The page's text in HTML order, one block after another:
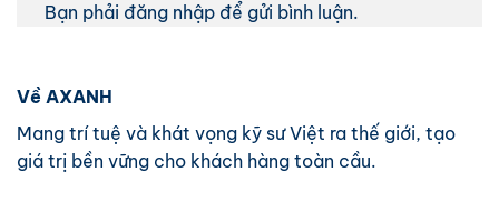
Bạn phải đăng nhập để gửi bình luận.
Về AXANH
Mang trí tuệ và khát vọng kỹ sư Việt ra thế giới, tạo
giá trị bền vững cho khách hàng toàn cầu.